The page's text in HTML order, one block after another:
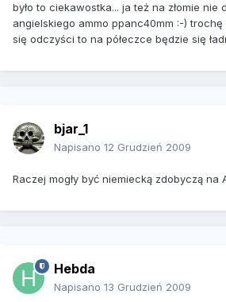
było to ciekawostka... ja też na złomie nie
angielskiego ammo ppanc40mm :-)
się odczyści to na półeczce będzie się
bjar_1
Napisano 12 Grudzień 2009
Raczej mogły być niemiecką zdobyczą na
Hebda
Napisano 13 Grudzień 2009